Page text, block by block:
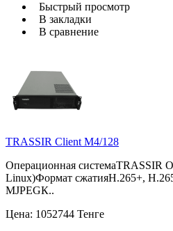
Быстрый просмотр
В закладки
В сравнение
TRASSIR Client M4/128
Операционная системаTRASSIR
Linux)Формат сжатияН.265+,
MJPEGК..
Цена: 1052744 Тенге